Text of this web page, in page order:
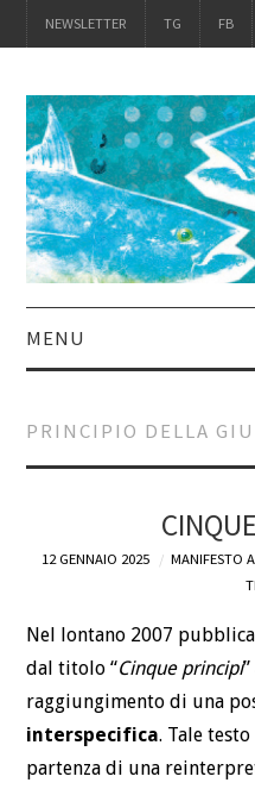
NEWSLETTER TG FB
MENU
ACQUISTALO
CHI
BLOG
CONTATTI
PRINCIPIO DELLA
12 GENNAIO 2025 MANIFESTO
Nel lontano 2007
dal titolo “Cinque principi
raggiungimento di una
interspecifica. Tale
partenza di una